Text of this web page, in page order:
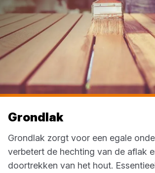
Grondlak
Grondlak zorgt voor een egale
verbetert de hechting van de aflak
doortrekken van het hout.